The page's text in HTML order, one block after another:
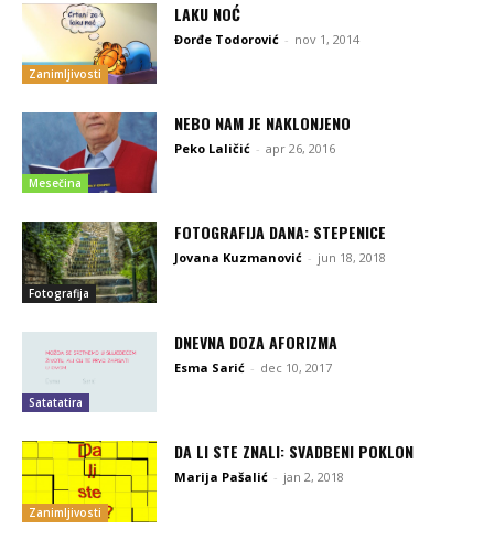
Zanimljivosti
LAKU NOĆ
Đorđe Todorović - nov 1, 2014
Mesečina
NEBO NAM JE NAKLONJENO
Peko Laličić - apr 26, 2016
Fotografija
FOTOGRAFIJA DANA: STEPENICE
Jovana Kuzmanović - jun 18, 2018
Satatatira
DNEVNA DOZA AFORIZMA
Esma Sarić - dec 10, 2017
Zanimljivosti
DA LI STE ZNALI: SVADBENI POKLON
Marija Pašalić - jan 2, 2018